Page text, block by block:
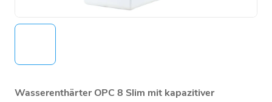
Wasserenthärter OPC 8 Slim mit kapazitiver